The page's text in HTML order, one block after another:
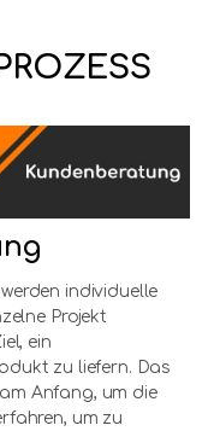
individuelle
Projekt
ein
zu liefern. Das
Anfang, um die
um zu